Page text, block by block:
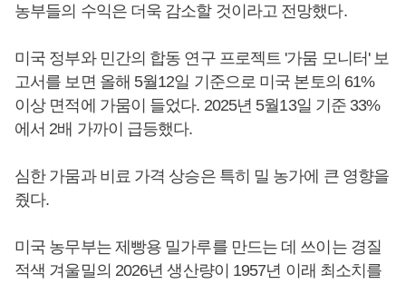
농부들의 수익은 더욱 감소할 것이라고 전망했다.
미국 정부와 민간의 합동 연구 프로젝트 '가뭄 모니터' 보
고서를 보면 올해 5월12일 기준으로 미국 본토의 61%
이상 면적에 가뭄이 들었다. 2025년 5월13일 기준 33%
에서 2배 가까이 급등했다.
심한 가뭄과 비료 가격 상승은 특히 밀 농가에 큰 영향을
줬다.
미국 농무부는 제빵용 밀가루를 만드는 데 쓰이는 경질
적색 겨울밀의 2026년 생산량이 1957년 이래 최소치를